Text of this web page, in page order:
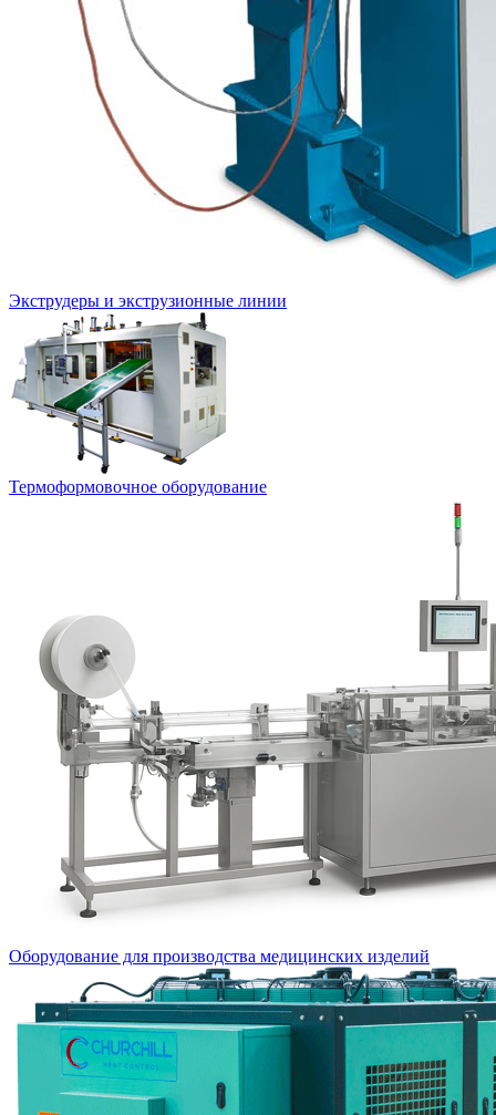
Экструдеры и экструзионные линии
Термоформовочное оборудование
Оборудование для производства медицинских изделий